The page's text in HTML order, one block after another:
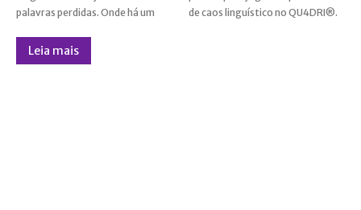
palavras perdidas. Onde há um
de caos linguístico no QU4DRI®.
Leia mais